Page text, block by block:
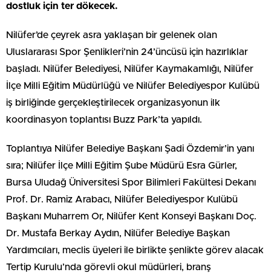
dostluk için ter dökecek.
Nilüfer’de çeyrek asra yaklaşan bir gelenek olan
Uluslararası Spor Şenlikleri’nin 24’üncüsü için hazırlıklar
başladı. Nilüfer Belediyesi, Nilüfer Kaymakamlığı, Nilüfer
İlçe Milli Eğitim Müdürlüğü ve Nilüfer Belediyespor Kulübü
iş birliğinde gerçekleştirilecek organizasyonun ilk
koordinasyon toplantısı Buzz Park’ta yapıldı.
Toplantıya Nilüfer Belediye Başkanı Şadi Özdemir’in yanı
sıra; Nilüfer İlçe Milli Eğitim Şube Müdürü Esra Gürler,
Bursa Uludağ Üniversitesi Spor Bilimleri Fakültesi Dekanı
Prof. Dr. Ramiz Arabacı, Nilüfer Belediyespor Kulübü
Başkanı Muharrem Or, Nilüfer Kent Konseyi Başkanı Doç.
Dr. Mustafa Berkay Aydın, Nilüfer Belediye Başkan
Yardımcıları, meclis üyeleri ile birlikte şenlikte görev alacak
Tertip Kurulu’nda görevli okul müdürleri, branş